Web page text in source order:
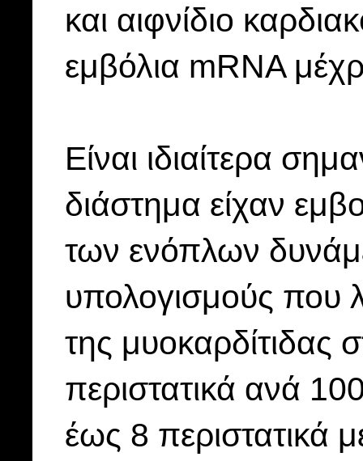
και αιφνίδιο
εμβόλια mRNA
Είναι ιδιαίτερα
διάστημα είχαν
των ενόπλων
υπολογισμούς που
της μυοκαρδίτιδας
περιστατικά ανά
έως 8 περιστατικά